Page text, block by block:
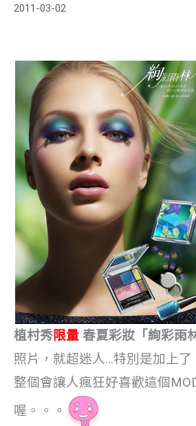
2011-03-02
植村秀限量 春夏彩妝「絢彩雨林
照片，就超迷人…特別是加上了
整個會讓人瘋狂好喜歡這個
喔。。。